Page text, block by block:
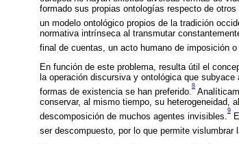
formado sus propias ontologías respecto de
un modelo ontológico propios de la tradición
normativa intrínseca al transmutar
final de cuentas, un acto humano de imposición o
En función de este problema, resulta útil el
la operación discursiva y ontológica que subyace
formas de existencia se han preferido.
8
conservar, al mismo tiempo, su heterogeneidad,
descomposición de muchos agentes invisibles.
9
ser descompuesto, por lo que permite